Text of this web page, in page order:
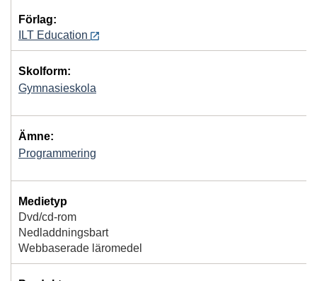
Förlag:
ILT Education
Skolform:
Gymnasieskola
Ämne:
Programmering
Medietyp
Dvd/cd-rom
Nedladdningsbart
Webbaserade läromedel